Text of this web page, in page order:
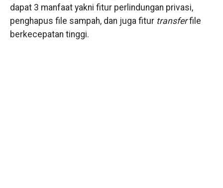
dapat 3 manfaat yakni fitur perlindungan privasi,
penghapus file sampah, dan juga fitur transferfile
berkecepatan tinggi.